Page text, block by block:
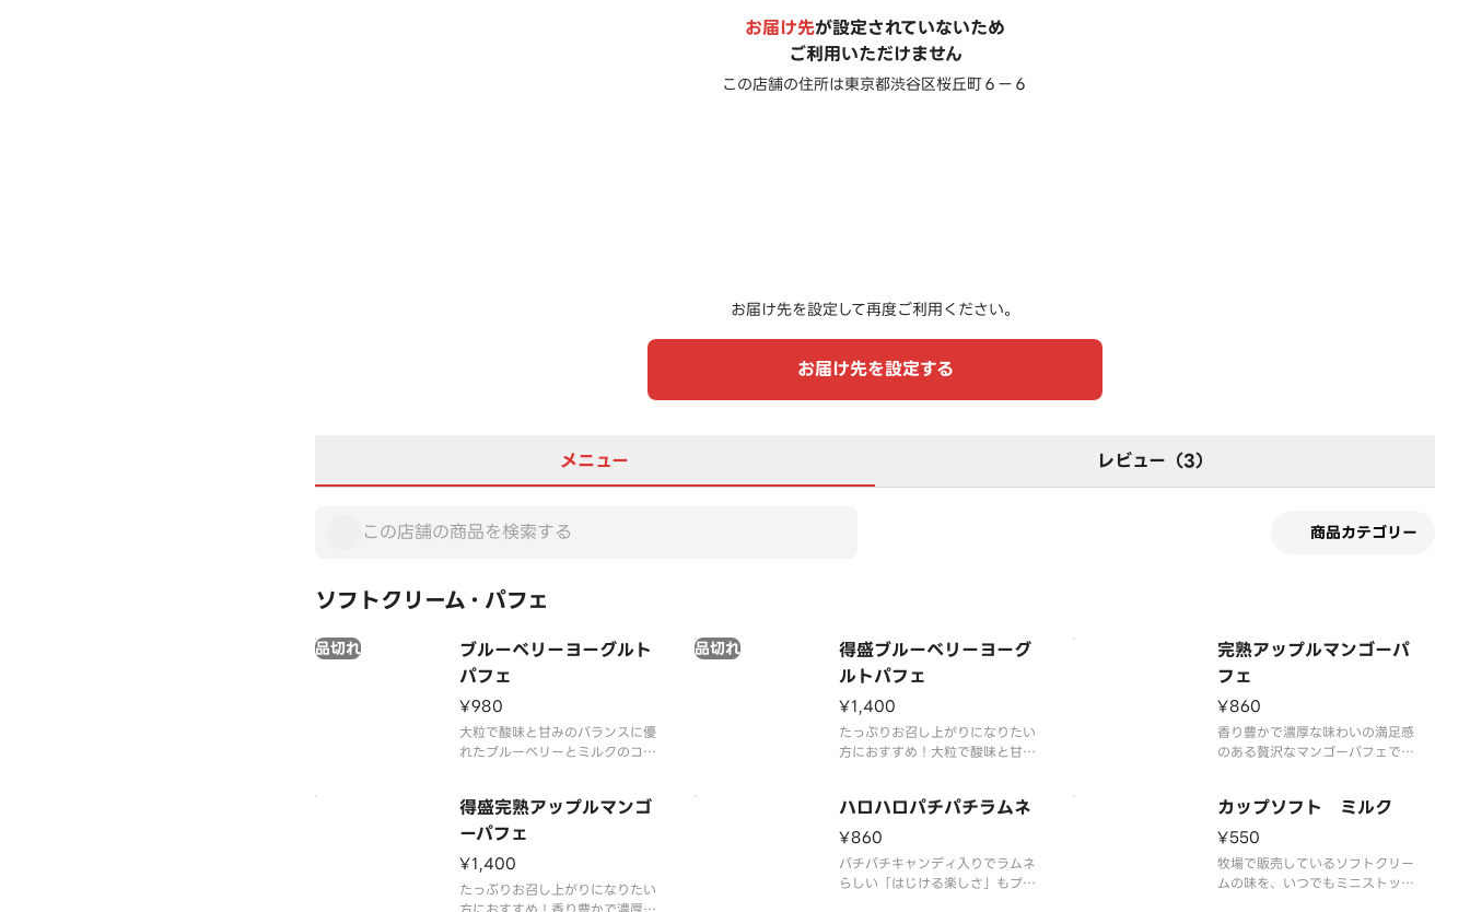
お届け先が設定されていないため
ご利用いただけません
この店舗の住所は東京都渋谷区桜丘町６ー６
お届け先を設定して再度ご利用ください。
お届け先を設定する
メニュー レビュー（3）
商品カテゴリー
ソフトクリーム・パフェ
ブルーベリーヨーグルト
パフェ
品切れ
¥980
大粒で酸味と甘みのバランスに優
れたブルーベリーとミルクのコク
れの素材のおいしさが引き立つパ
フェです。
得盛ブルーベリーヨーグ
ルトパフェ
品切れ
¥1,400
たっぷりお召し上がりになりたい
方におすすめ！大粒で酸味と甘み
ーグルトにミルクソフトを合わせ
ました。それぞれの素材のおいし
さが引き立つパフェです。
完熟アップルマンゴーパ
フェ
¥860
香り豊かで濃厚な味わいの満足感
のある贅沢なマンゴーパフェで
得盛完熟アップルマンゴ
ーパフェ
¥1,400
たっぶりお召し上がりになりたい
ハロハロパチパチラムネ
¥860
パチパチキャンディ入りでラムネ
らしい「はじける楽しさ」もプラ
カップソフト ミルク
¥550
牧場で販売しているソフトクリー
ムの味を、いつでもミニストップ